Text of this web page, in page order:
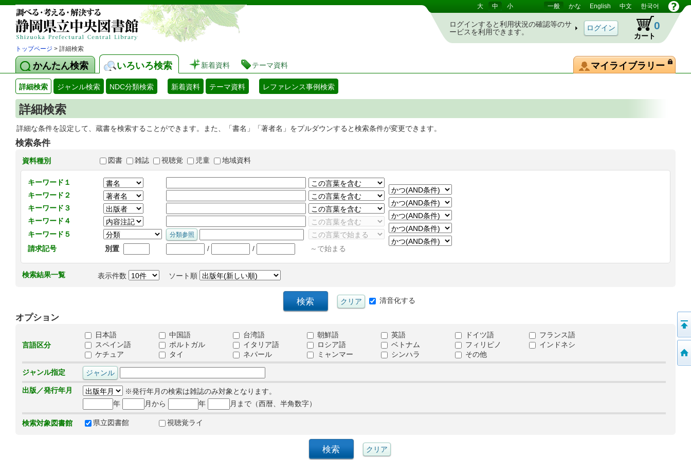
静岡県立図書館 蔵書検索・予約システム 大 中 小 一般 かな English 中文 한국어
ログインすると利用状況の確認等のサ
ービスを利用できます。
カート
0
トップページ > 詳細検索
かんたん検索 いろいろ検索 新着資料 テーマ資料 マイライブラリー
詳細検索 ジャンル検索 NDC分類検索 新着資料 テーマ資料 レファレンス事例検索
詳細検索
詳細な条件を設定して、蔵書を検索することができます。また、「書名」「著者名」をプルダウンすると検索条件が変更できます。
検索条件
資料種別 図書 雑誌 視聴覚 児童 地域資料
キーワード１
キーワード２
キーワード３
キーワード４
キーワード５
請求記号
別置 / / ～で始まる
検索結果一覧 表示件数 ソート順
清音化する
オプション
言語区分
日本語 中国語 台湾語 朝鮮語 英語 ドイツ語
フランス語
スペイン語
ポルトガル イタリア語 ロシア語 ベトナム フィリピノ
インドネシ
ケチュア
タイ ネパール ミャンマー シンハラ その他
ジャンル指定
出版／発行年月
※発行年月の検索は雑誌のみ対象となります。
年
月から 年 月まで（西暦、半角数字）
検索対象図書館 県立図書館 視聴覚ライ